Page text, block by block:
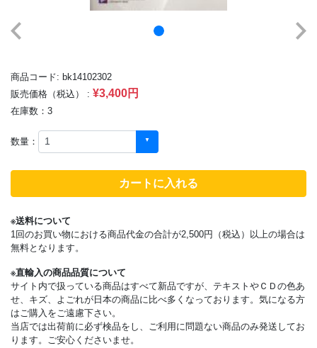
商品コード: bk14102302
販売価格（税込） : ¥3,400円
在庫数：3
数量：
カートに入れる
※送料について
1回のお買い物における商品代金の合計が2,500円（税込）以上の場合は
無料となります。
※直輸入の商品品質について
サイト内で扱っている商品はすべて新品ですが、テキストやＣＤの色あ
せ、キズ、よごれが日本の商品に比べ多くなっております。気になる方
はご購入をご遠慮下さい。
当店では出荷前に必ず検品をし、ご利用に問題ない商品のみ発送してお
ります。ご安心くださいませ。